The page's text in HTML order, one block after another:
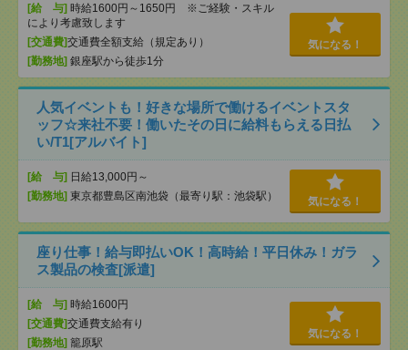
[給 与] 時給1600円～1650円 ※ご経験・スキル
により考慮致します
[交通費]交通費全額支給（規定あり）
[勤務地] 銀座駅から徒歩1分
気になる！
人気イベントも！好きな場所で働けるイベントスタ
ッフ☆来社不要！働いたその日に給料もらえる日払
い/T1[アルバイト]
[給 与] 日給13,000円～
[勤務地] 東京都豊島区南池袋（最寄り駅：池袋駅） 気になる！
座り仕事！給与即払いOK！高時給！平日休み！ガラ
ス製品の検査[派遣]
[給 与] 時給1600円
[交通費]交通費支給有り
[勤務地] 籠原駅
気になる！